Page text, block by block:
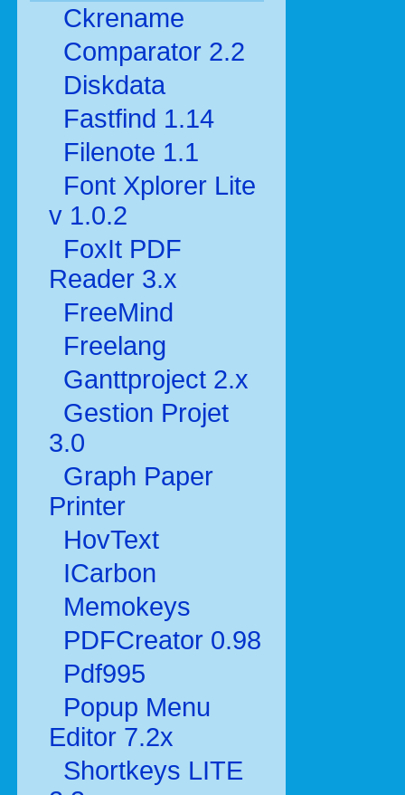
Ckrename
Comparator 2.2
Diskdata
Fastfind 1.14
Filenote 1.1
Font Xplorer Lite
v 1.0.2
FoxIt PDF
Reader 3.x
FreeMind
Freelang
Ganttproject 2.x
Gestion Projet
3.0
Graph Paper
Printer
HovText
ICarbon
Memokeys
PDFCreator 0.98
Pdf995
Popup Menu
Editor 7.2x
Shortkeys LITE